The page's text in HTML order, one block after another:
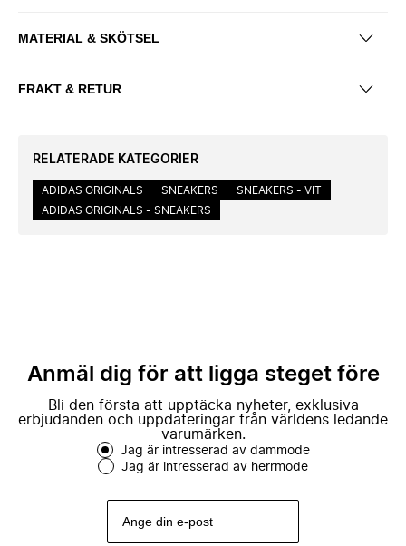
MATERIAL & SKÖTSEL
FRAKT & RETUR
RELATERADE KATEGORIER
ADIDAS ORIGINALS SNEAKERS
SNEAKERS - VIT
ADIDAS ORIGINALS - SNEAKERS
Anmäl dig för att ligga steget före
Bli den första att upptäcka nyheter, exklusiva
erbjudanden och uppdateringar från världens ledande
varumärken.
Jag är intresserad av dammode
Jag är intresserad av herrmode